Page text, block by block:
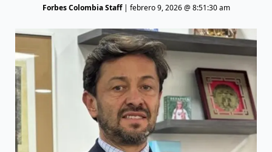
Forbes Colombia Staff| febrero 9, 2026 @ 8:51:30 am